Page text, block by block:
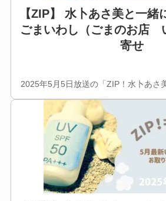
【ZIP】 水卜あさ美と一緒
ごまいわし（ごまのお店
寄せ
2025年5月5日放送の「ZIP！水卜あさ